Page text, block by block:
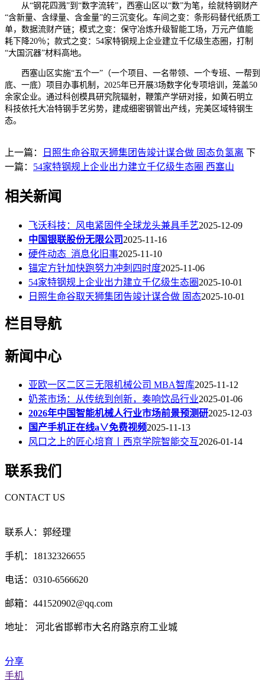
从“钢花四溅”到“数字流转”，西塞山区以“数”为笔，绘就特钢财产
“含新量、含绿量、含金量”的三沉变化。车间之变：条形码替代纸质工
单，数据流财产链；模式之变：保守冶炼升级智能工场，万元产值能
耗下降20％；款式之变：54家特钢规上企业建立千亿级生态圈，打制
“大国沉器”材料高地。
西塞山区实施“五个一”（一个项目、一名带领、一个专班、一帮到
底、一底）项目办事机制，2025年已开展3场数字化专项培训，笼盖50
余家企业。通过科创模具研究院辐射，鞭策产学研对接，如黄石明立
科技依托大冶特钢手艺劣势，建成细密钢管出产线，完美区域特钢生
态。
上一篇： 日照生命谷取天狮集团告竣计谋合做 固态负氢离 下
一篇： 54家特钢规上企业出力建立千亿级生态圈 西塞山
相关新闻
飞沃科技：风电紧固件全球龙头兼具手艺2025-12-09
中国银联股份无限公司 2025-11-16
硬件动态_消息化旧事2025-11-10
锚定方针加快跑努力冲刺四时度2025-11-06
54家特钢规上企业出力建立千亿级生态圈 2025-10-01
日照生命谷取天狮集团告竣计谋合做 固态2025-10-01
栏目导航
新闻中心
亚欧一区二区三无限机械公司 MBA智库2025-11-12
奶茶市场：从传统到创新，奏响饮品行业2025-01-06
2026年中国智能机械人行业市场前景预测研2025-12-03
国产手机正在线a∨免费视频2025-11-13
风口之上的匠心培育丨西京学院智能交互2026-01-14
联系我们
CONTACT US
联系人：郭经理
手机：18132326655
电话：0310-6566620
邮箱：441520902@qq.com
地址： 河北省邯郸市大名府路京府工业城
分享
手机